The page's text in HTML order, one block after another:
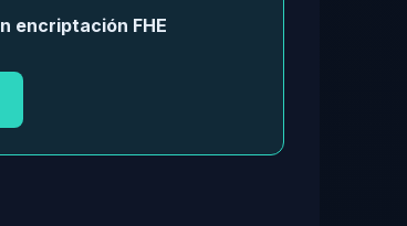
encriptación FHE